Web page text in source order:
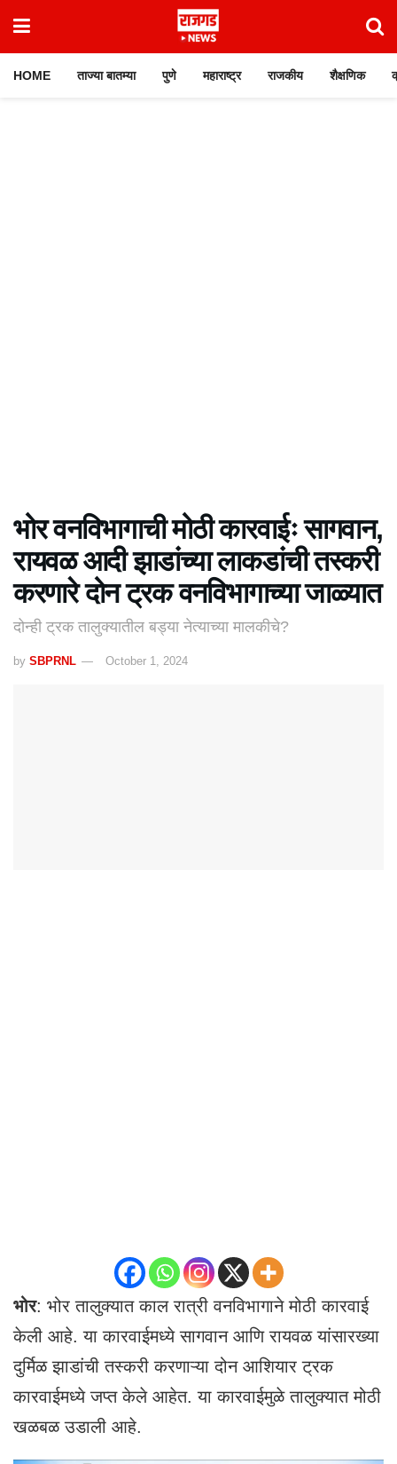
HOME ताज्या बातम्या पुणे महाराष्ट्र राजकीय शैक्षणिक
भोर वनविभागाची मोठी कारवाईः सागवान,
रायवळ आदी झाडांच्या लाकडांची तस्करी
करणारे दोन ट्रक वनविभागाच्या जाळ्यात
दोन्ही ट्रक तालुक्यातील बड्या नेत्याच्या मालकीचे?
by SBPRNL October 1, 2024
भोर: भोर तालुक्यात काल रात्री वनविभागाने मोठी कारवाई
केली आहे. या कारवाईमध्ये सागवान आणि रायवळ यांसारख्या
दुर्मिळ झाडांची तस्करी करणाऱ्या दोन आशियार ट्रक
कारवाईमध्ये जप्त केले आहेत. या कारवाईमुळे तालुक्यात मोठी
खळबळ उडाली आहे.